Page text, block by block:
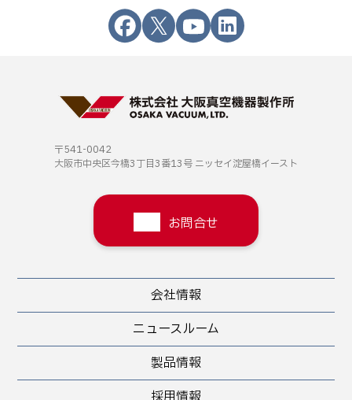
〒541-0042
大阪市中央区今橋3丁目3番13号 ニッセイ淀屋橋イースト
お問合せ
会社情報
ニュースルーム
製品情報